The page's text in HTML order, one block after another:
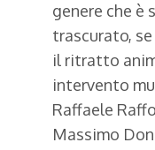
genere che è
trascurato,
il ritratto
intervento
Raffaele
Massimo